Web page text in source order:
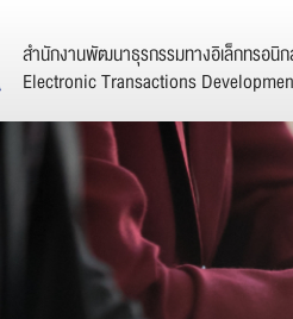
สำนักงานพัฒนาธุรกรรมทางอิเล็กทรอนิ
Electronic Transactions